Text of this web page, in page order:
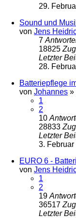
29.
Sound und
von Jens
7
18825
Letzter
28.
Batteriepflege
von Johannes »
1
2
10
28833
Letzter
3.
EURO 6 -
von Jens
1
2
19
36517
Letzter